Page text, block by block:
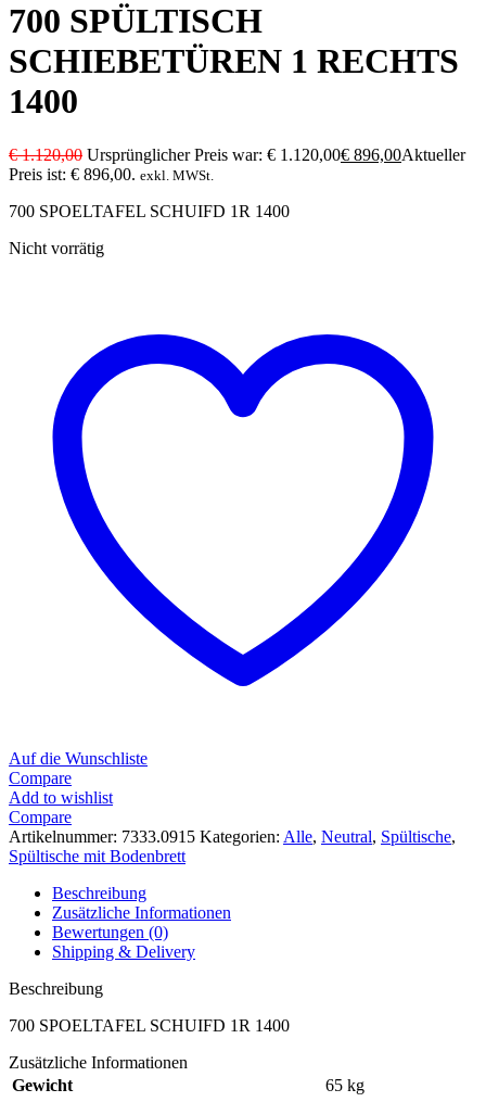
700 SPÜLTISCH
SCHIEBETÜREN 1 RECHTS
1400
€1.120,00 Ursprünglicher Preis war: € 1.120,00€ 896,00Aktueller
Preis ist: € 896,00. exkl. MWSt.
700 SPOELTAFEL SCHUIFD 1R 1400
Nicht vorrätig
Auf die Wunschliste
Compare
Add to wishlist
Compare
Artikelnummer: 7333.0915 Kategorien: Alle, Neutral, Spültische,
Spültische mit Bodenbrett
Beschreibung
Zusätzliche Informationen
Bewertungen (0)
Shipping & Delivery
Beschreibung
700 SPOELTAFEL SCHUIFD 1R 1400
Zusätzliche Informationen
Gewicht
65 kg